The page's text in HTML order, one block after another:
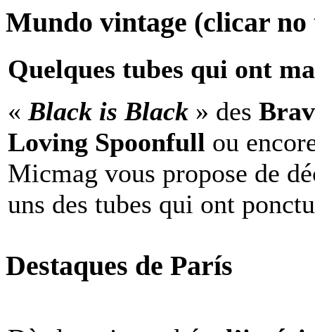
Mundo vintage (clicar
Quelques tubes qui ont
« Black is Black » des
Loving Spoonfull ou
Micmag vous propose de
uns des tubes qui ont
Destaques de París